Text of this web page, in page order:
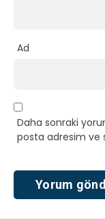
Ad
Daha sonraki
posta adresim ve